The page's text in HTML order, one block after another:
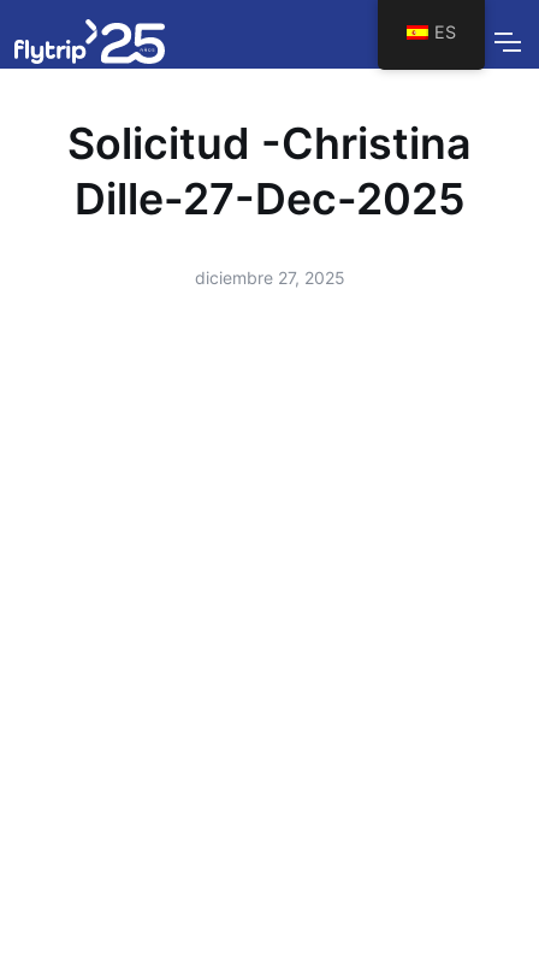
Solicitud -Christina
Dille-27-Dec-2025
diciembre 27, 2025
ES